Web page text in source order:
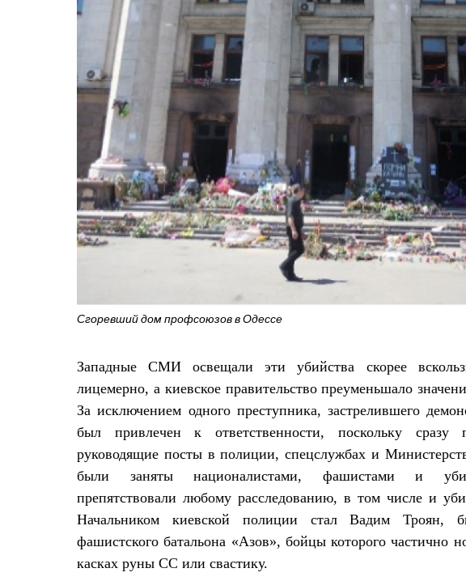
Сгоревший дом профсоюзов в Одессе
Западные СМИ освещали эти убийства скорее
лицемерно, а киевское правительство преуменьшало
За исключением одного преступника, застрелившего
был привлечен к ответственности, поскольку сразу
руководящие посты в полиции, спецслужбах и
были заняты националистами, фашистами и
препятствовали любому расследованию, в том числе и
Начальником киевской полиции стал Вадим Троян,
фашистского батальона «Азов», бойцы которого частично
касках руны СС или свастику.